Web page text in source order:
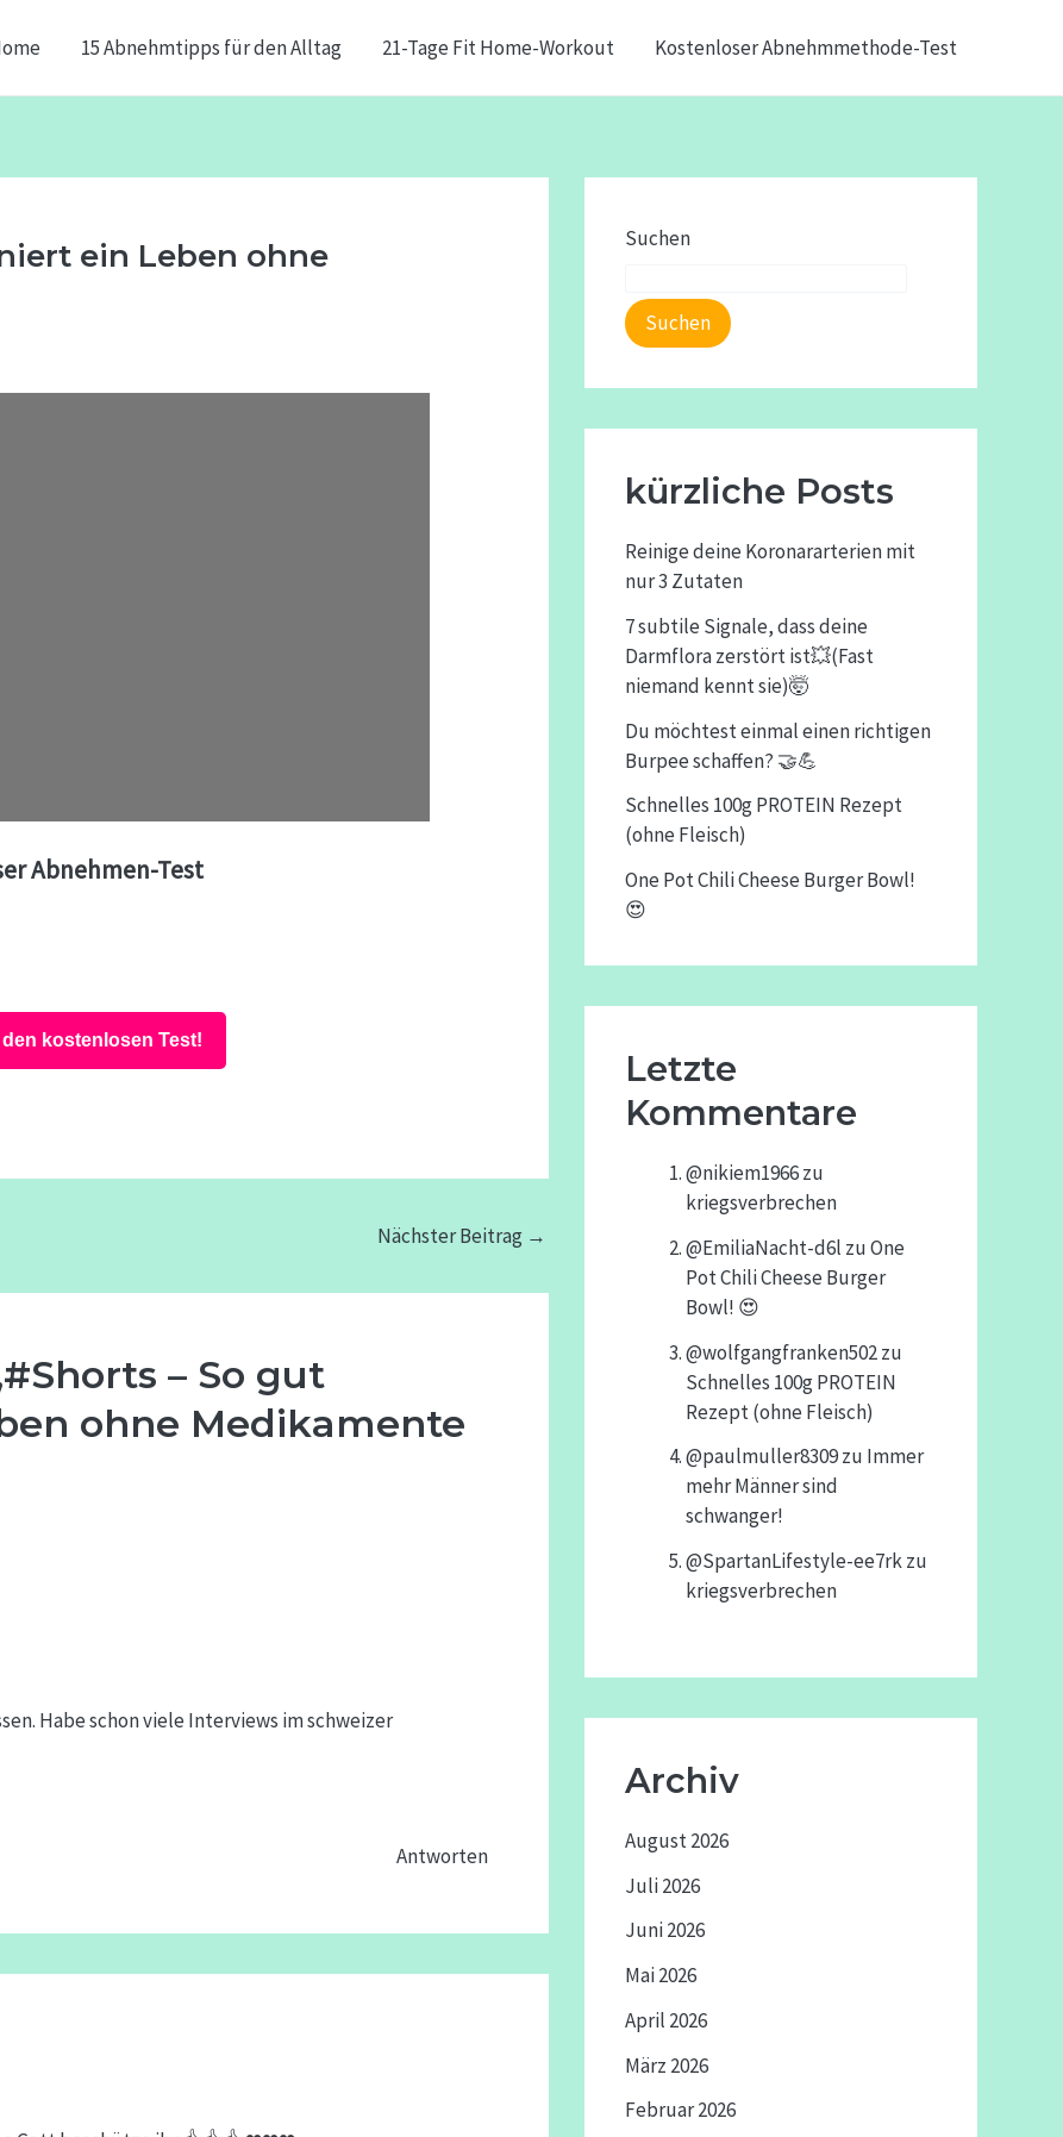
15 Abnehmtipps für den Alltag 21-Tage Fit Home-Workout Kostenloser Abnehmmethode-Test
ein Leben ohne
Abnehmen-Test
den kostenlosen Test!
Nächster Beitrag →
– So gut
ohne Medikamente
Habe schon viele Interviews im schweizer
Antworten
Suchen
Suchen
kürzliche Posts
Reinige deine Koronararterien mit
nur 3 Zutaten
7 subtile Signale, dass deine
Darmflora zerstört ist💥(Fast
niemand kennt sie)🤯
Du möchtest einmal einen richtigen
Burpee schaffen? 🤝💪
Schnelles 100g PROTEIN Rezept
(ohne Fleisch)
One Pot Chili Cheese Burger Bowl!
😍
Letzte
Kommentare
@nikiem1966zu
kriegsverbrechen
@EmiliaNacht-d6l zuOne
Pot Chili Cheese Burger
Bowl! 😍
@wolfgangfranken502zu
Schnelles 100g PROTEIN
Rezept (ohne Fleisch)
@paulmuller8309zu Immer
mehr Männer sind
schwanger!
@SpartanLifestyle-ee7rkzu
kriegsverbrechen
Archiv
August 2026
Juli 2026
Juni 2026
Mai 2026
April 2026
März 2026
Februar 2026